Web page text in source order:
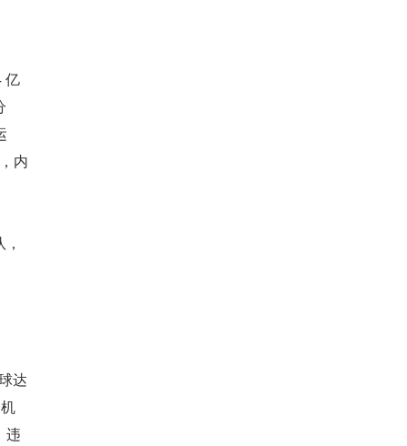
亿
内
达
违